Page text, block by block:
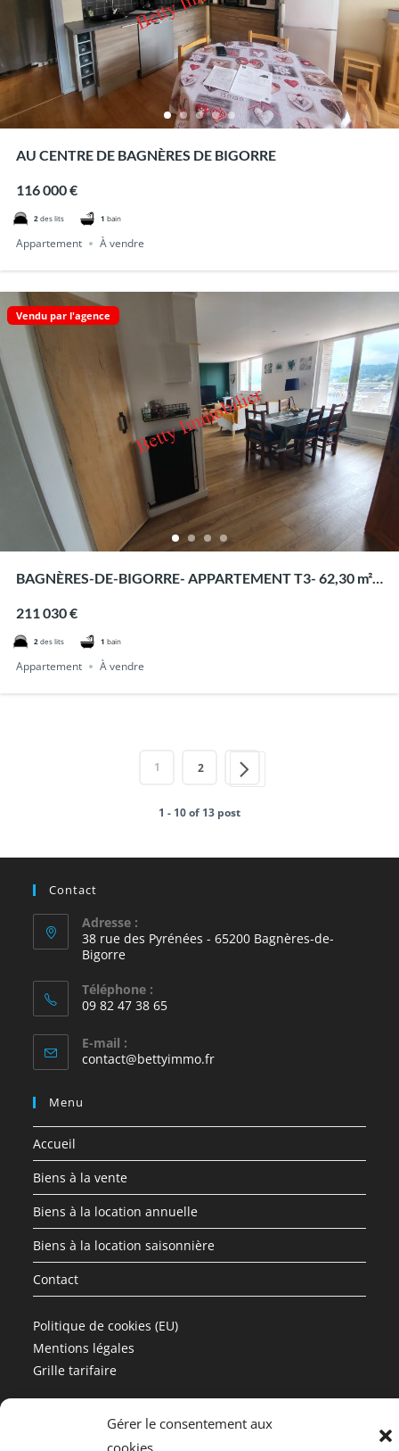
Gérer le consentement aux
cookies
AU CENTRE DE BAGNÈRES DE BIGORRE
116 000 €
2 des lits 1 bain
Appartement À vendre
Vendu par l'agence
BAGNÈRES-DE-BIGORRE- APPARTEMENT T3- 62,30 m²
211 030 €
2 des lits 1 bain
Appartement À vendre
1 2
1 - 10 of 13 post
Contact
Adresse :
38 rue des Pyrénées - 65200 Bagnères-de-
Bigorre
Téléphone :
09 82 47 38 65
E-mail :
contact@bettyimmo.frS’ouvre
Menu
Accueil
Biens à la vente
Biens à la location annuelle
Biens à la location saisonnière
Contact
Politique de cookies (EU)
Mentions légales
Grille tarifaire